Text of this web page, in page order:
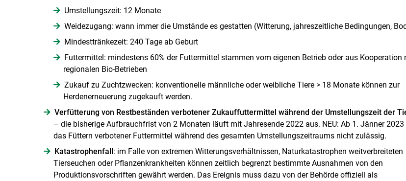
Umstellungszeit: 12 Monate
Weidezugang: wann immer die Umstände es gestatten (Witterung, jahreszeitliche Bedingungen,
Mindesttränkezeit: 240 Tage ab Geburt
Futtermittel: mindestens 60% der Futtermittel stammen vom eigenen Betrieb oder aus Kooperation
regionalen Bio-Betrieben
Zukauf zu Zuchtzwecken: konventionelle männliche oder weibliche Tiere > 18 Monate können zur
Herdenerneuerung zugekauft werden.
Verfütterung von Restbeständen verbotener Zukauffuttermittel während der Umstellungszeit der
– die bisherige Aufbrauchfrist von 2 Monaten läuft mit Jahresende 2022 aus. NEU: Ab 1. Jänner 2023
das Füttern verbotener Futtermittel während des gesamten Umstellungszeitraums nicht zulässig.
Katastrophenfall: im Falle von extremen Witterungsverhältnissen, Naturkatastrophen weitverbreiteten
Tierseuchen oder Pflanzenkrankheiten können zeitlich begrenzt bestimmte Ausnahmen von den
Produktionsvorschriften gewährt werden. Das Ereignis muss dazu von der Behörde offiziell als